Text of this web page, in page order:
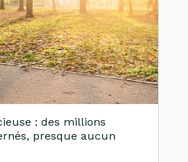
: des millions
presque aucun